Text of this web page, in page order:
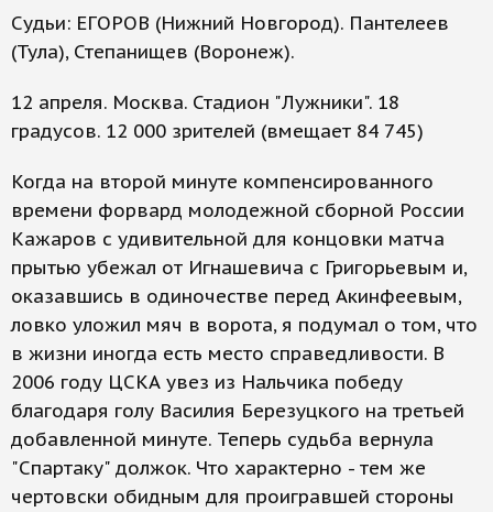
Судьи: ЕГОРОВ (Нижний Новгород). Пантелеев
(Тула), Степанищев (Воронеж).
12 апреля. Москва. Стадион "Лужники". 18
градусов. 12 000 зрителей (вмещает 84 745)
Когда на второй минуте компенсированного
времени форвард молодежной сборной России
Кажаров с удивительной для концовки матча
прытью убежал от Игнашевича с Григорьевым и,
оказавшись в одиночестве перед Акинфеевым,
ловко уложил мяч в ворота, я подумал о том, что
в жизни иногда есть место справедливости. В
2006 году ЦСКА увез из Нальчика победу
благодаря голу Василия Березуцкого на третьей
добавленной минуте. Теперь судьба вернула
"Спартаку" должок. Что характерно - тем же
чертовски обидным для проигравшей стороны